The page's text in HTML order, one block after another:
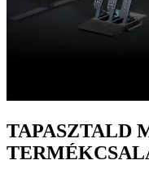
TAPASZTALD